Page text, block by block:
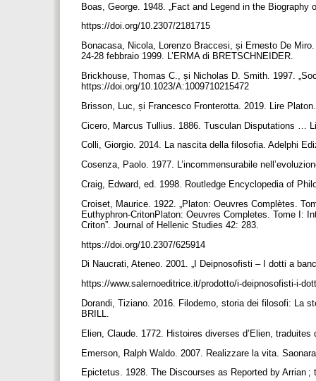
Boas, George. 1948. „Fact and Legend in the
https://doi.org/10.2307/2181715
Bonacasa, Nicola, Lorenzo Braccesi, și Ernesto De
24-28 febbraio 1999. L’ERMA di BRETSCHNEIDER.
Brickhouse, Thomas C., și Nicholas D. Smith. 1997.
https://doi.org/10.1023/A:1009710215472
Brisson, Luc, și Francesco Fronterotta. 2019. Lire
Cicero, Marcus Tullius. 1886. Tusculan Disputations …
Colli, Giorgio. 2014. La nascita della filosofia. Adelphi
Cosenza, Paolo. 1977. L’incommensurabile
Craig, Edward, ed. 1998. Routledge Encyclopedia of
Croiset, Maurice. 1922. „Platon: Oeuvres Complètes.
Euthyphron-CritonPlaton: Oeuvres Completes. Tome I:
Criton”. Journal of Hellenic Studies 42: 283.
https://doi.org/10.2307/625914
Di Naucrati, Ateneo. 2001. „I Deipnosofisti – I dotti a
https://www.salernoeditrice.it/prodotto/i-deipnosofisti-i-
Dorandi, Tiziano. 2016. Filodemo, storia dei filosofi: La
BRILL.
Elien, Claude. 1772. Histoires diverses d’Elien,
Emerson, Ralph Waldo. 2007. Realizzare la vita.
Epictetus. 1928. The Discourses as Reported by Arrian